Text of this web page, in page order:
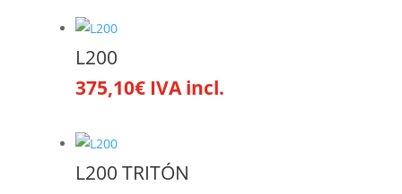
L200
375,10€ IVA incl.
L200 TRITÓN